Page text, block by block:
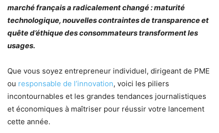
marché français a radicalement changé : maturité
technologique, nouvelles contraintes de transparence et
quête d’éthique des consommateurs transforment les
usages.
Que vous soyez entrepreneur individuel, dirigeant de PME
ou responsable de l’innovation, voici les piliers
incontournables et les grandes tendances journalistiques
et économiques à maîtriser pour réussir votre lancement
cette année.